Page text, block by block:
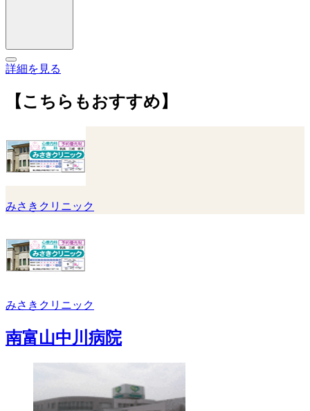
詳細を見る
【こちらもおすすめ】
みさきクリニック
みさきクリニック
南富山中川病院